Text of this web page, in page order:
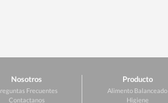
Nosotros
Frecuentes
Contactanos
Producto
Alimento Balanceado
Higiene